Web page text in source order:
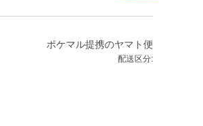
ポケマル提携のヤマト便
配送区分: